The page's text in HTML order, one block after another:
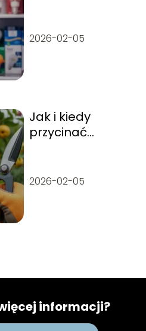
2026-02-05
Jak i kiedy
przycinać
2026-02-05
informacji?